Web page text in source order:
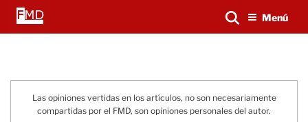
Saltar
Menú
Buscar...
Las opiniones vertidas en los artículos, no son necesariamente
compartidas por el FMD, son opiniones personales del autor.